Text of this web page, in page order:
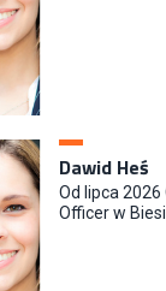
Dawid Heś
Od lipca 2026
Officer w